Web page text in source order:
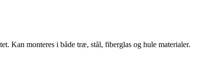
Kan monteres i både træ, stål, fiberglas og hule materialer.